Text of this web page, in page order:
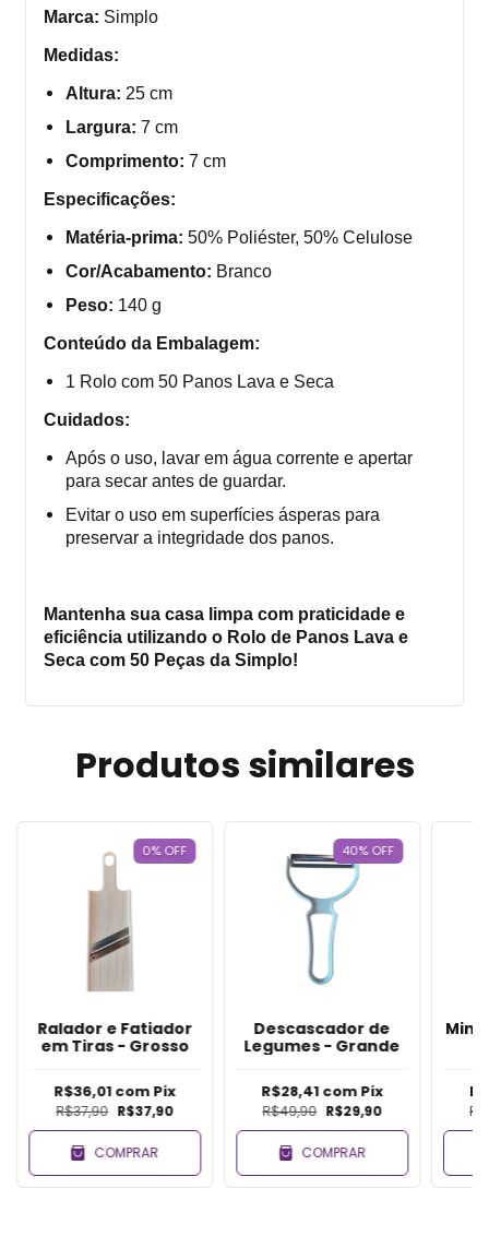
Marca: Simplo
Medidas:
Altura: 25 cm
Largura: 7 cm
Comprimento: 7 cm
Especificações:
Matéria-prima: 50% Poliéster, 50% Celulose
Cor/Acabamento: Branco
Peso: 140 g
Conteúdo da Embalagem:
1 Rolo com 50 Panos Lava e Seca
Cuidados:
Após o uso, lavar em água corrente e apertar
para secar antes de guardar.
Evitar o uso em superfícies ásperas para
preservar a integridade dos panos.
Mantenha sua casa limpa com praticidade e
eficiência utilizando o Rolo de Panos Lava e
Seca com 50 Peças da Simplo!
Produtos similares
0%OFF
Ralador e Fatiador
em Tiras - Grosso
R$37,90 R$37,90
R$36,01com Pix
COMPRAR
40%OFF
Descascador de
Legumes - Grande
R$49,90 R$29,90
R$28,41comPix
COMPRAR
Mini